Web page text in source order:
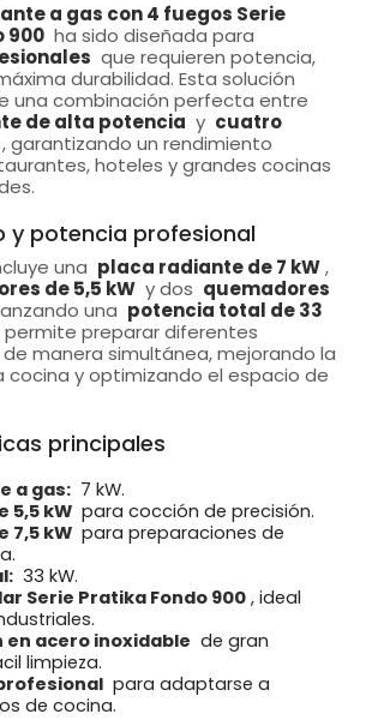
a gas con 4 fuegos Serie
900 ha sido diseñada para
que requieren potencia,
durabilidad. Esta solución
una combinación perfecta entre
de alta potencia y cuatro
, garantizando un rendimiento
hoteles y grandes cocinas
y potencia profesional
una placa radiante de 7 kW,
de 5,5 kW y dos quemadores
una potencia total de 33
permite preparar diferentes
manera simultánea, mejorando la
cocina y optimizando el espacio de
principales
a gas: 7 kW.
5,5 kW para cocción de precisión.
7,5 kW para preparaciones de
33 kW.
Serie Pratika Fondo 900 , ideal
acero inoxidable de gran
limpieza.
para adaptarse a
de cocina.